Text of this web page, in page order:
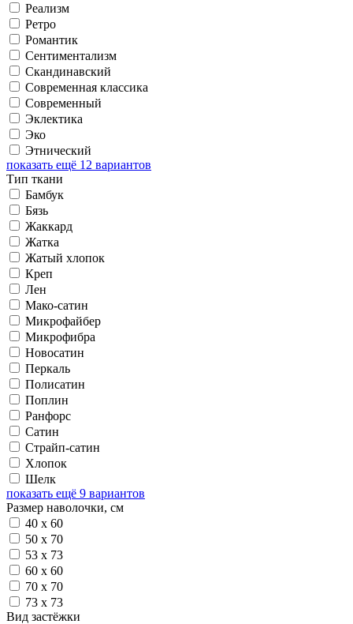
Реализм
Ретро
Романтик
Сентиментализм
Скандинавский
Современная классика
Современный
Эклектика
Эко
Этнический
показать ещё 12 вариантов
Тип ткани
Бамбук
Бязь
Жаккард
Жатка
Жатый хлопок
Креп
Лен
Мако-сатин
Микрофайбер
Микрофибра
Новосатин
Перкаль
Полисатин
Поплин
Ранфорс
Сатин
Страйп-сатин
Хлопок
Шелк
показать ещё 9 вариантов
Размер наволочки, см
40 х 60
50 х 70
53 х 73
60 х 60
70 х 70
73 х 73
Вид застёжки